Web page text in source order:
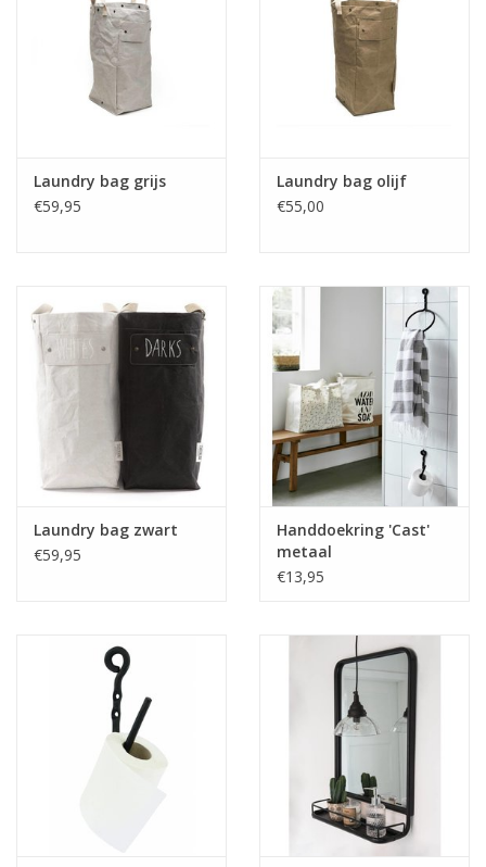
Laundry bag grijs
€59,95
Laundry bag olijf
€55,00
Laundry bag zwart
€59,95
Handdoekring 'Cast'
metaal
€13,95